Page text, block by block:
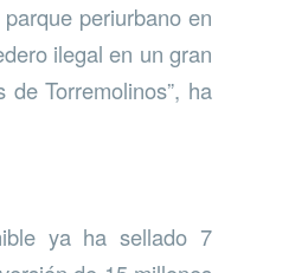
periurbano en
ilegal en un gran
Torremolinos”, ha
ya ha sellado 7